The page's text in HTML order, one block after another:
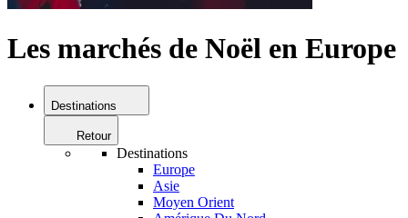
Les marchés de Noël en Europe
Destinations
Retour
Destinations
Europe
Asie
Moyen Orient